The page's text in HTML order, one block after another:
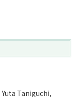
Taniguchi,